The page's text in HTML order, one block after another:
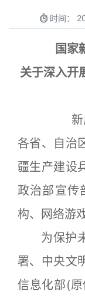
时间：
国家
关于深入开
各省、自治
疆生产建设
政治部宣传
构、网络游
为保护未
署、中央文
信息化部(